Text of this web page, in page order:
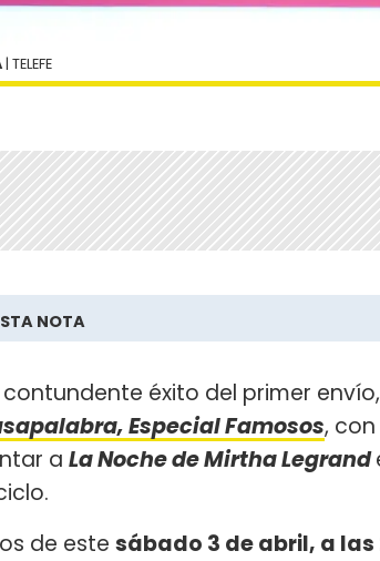
| TELEFE
NOTA
contundente éxito del primer envío,
Especial Famosos,
a La Noche de Mirtha Legrand
de este sábado 3 de abril, a las